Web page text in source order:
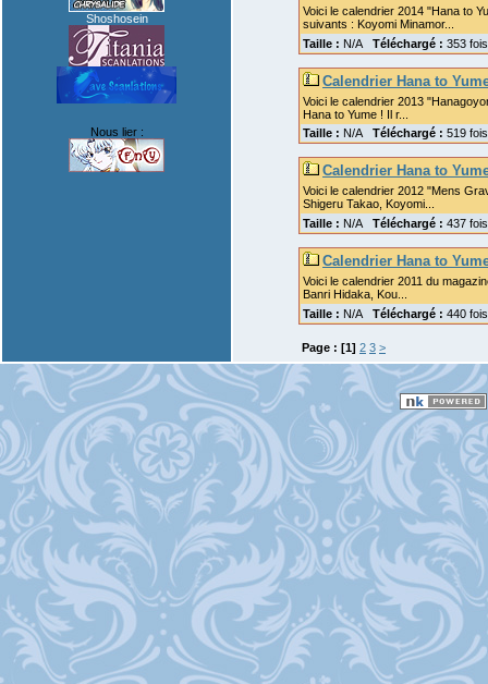
Shoshosein
Nous lier :
Voici le calendrier 2014 "Hana to
suivants : Koyomi Minamor...
Taille : N/A Téléchargé : 353
Calendrier Hana to
Voici le calendrier 2013
Hana to Yume ! Il r...
Taille : N/A Téléchargé : 519
Calendrier Hana to
Voici le calendrier 2012 "Mens
Shigeru Takao, Koyomi...
Taille : N/A Téléchargé : 437
Calendrier Hana to
Voici le calendrier 2011 du
Banri Hidaka, Kou...
Taille : N/A Téléchargé : 440
Page : [1] 2 3 >